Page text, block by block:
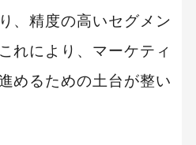
、精度の高いセグメン
れにより、マーケティ
めるための土台が整い